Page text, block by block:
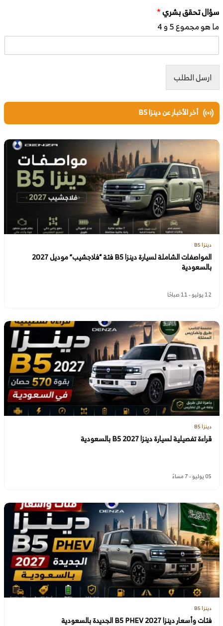
سؤال تحقق بشري*
ما هو مجموع 5 و 4
ارسل الطلب
أخر الأخبار عن دينزا B5
دينزا B5
المواصفات الشاملة لسيارة دينزا B5 فئة “فلاجشيب” موديل 2027
بالسعودية
12 يوليو - 11 صباحًا
دينزا B5
قراءة تفصيلية لسيارة دينزا B5 2027 بالسعودية
05 يوليو - 7 مساءً
دينزا B5
فئات وأسعار دينزا B5 PHEV 2027 الجديدة بالسعودية